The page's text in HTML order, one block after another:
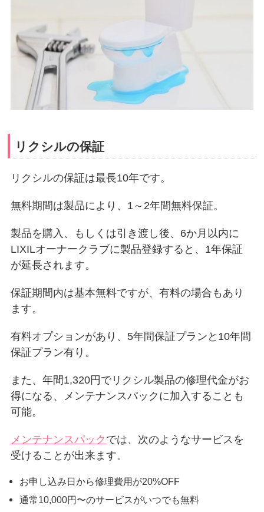
リクシルの保証
リクシルの保証は最長10年です。
無料期間は製品により、1～2年間無料保証。
製品を購入、もしくは引き渡し後、6か月以内に
LIXILオーナークラブに製品登録すると、1年保証
が延長されます。
保証期間内は基本無料ですが、有料の場合もあり
ます。
有料オプションがあり、5年間保証プランと10年間
保証プラン有り。
また、年間1,320円でリクシル製品の修理代金がお
得になる、メンテナンスパックに加入することも
可能。
メンテナンスパック では、次のようなサービスを
受けることが出来ます。
お申し込み日から修理費用が20%OFF
通常10,000円〜のサービスがいつでも無料